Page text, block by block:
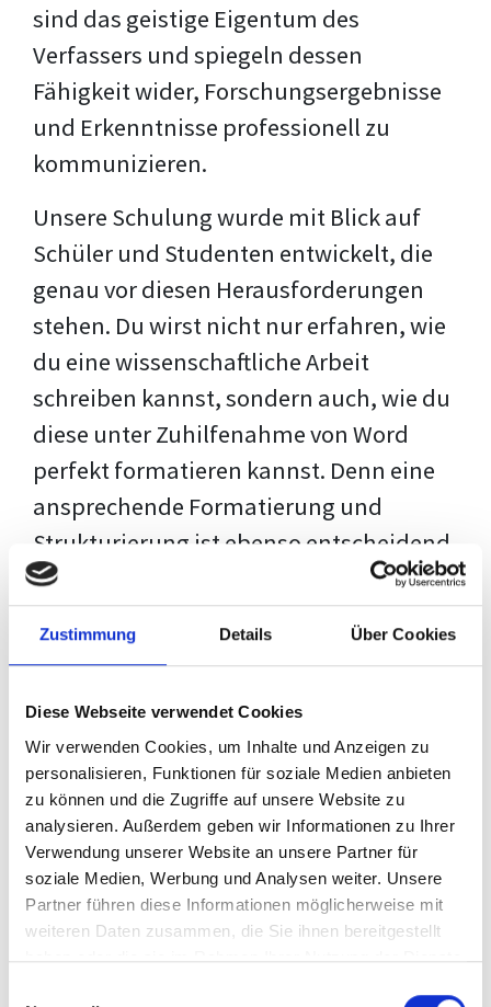
Zustimmung Details Über Cookies
Diese Webseite verwendet Cookies
Wir verwenden Cookies, um Inhalte und Anzeigen zu
personalisieren, Funktionen für soziale Medien anbieten
zu können und die Zugriffe auf unsere Website zu
analysieren. Außerdem geben wir Informationen zu Ihrer
Verwendung unserer Website an unsere Partner für
soziale Medien, Werbung und Analysen weiter. Unsere
Partner führen diese Informationen möglicherweise mit
weiteren Daten zusammen, die Sie ihnen bereitgestellt
haben oder die sie im Rahmen Ihrer Nutzung der Dienste
sind das geistige Eigentum des
Verfassers und spiegeln dessen
Fähigkeit wider, Forschungsergebnisse
und Erkenntnisse professionell zu
kommunizieren.
Unsere Schulung wurde mit Blick auf
Schüler und Studenten entwickelt, die
genau vor diesen Herausforderungen
stehen. Du wirst nicht nur erfahren, wie
du eine wissenschaftliche Arbeit
schreiben kannst, sondern auch, wie du
diese unter Zuhilfenahme von Word
perfekt formatieren kannst. Denn eine
ansprechende Formatierung und
Strukturierung ist ebenso entscheidend
wie der Inhalt selbst. Jeder Prüfer hat
eigene Erwartungen, und unsere
Schulung ist so konzipiert, dass sie dir
deiner individuellen Vorlage zeigt,
anstatt eine Einheitslösung zu bieten.
Der Prozess des wissenschaftlichen
Schreibens kann ohne das richtige
Wissen eine große Herausforderung
darstellen. Jedoch, ausgestattet mit
denTechniken und Strategiendieses
Kurses, wird die Formatierung deiner